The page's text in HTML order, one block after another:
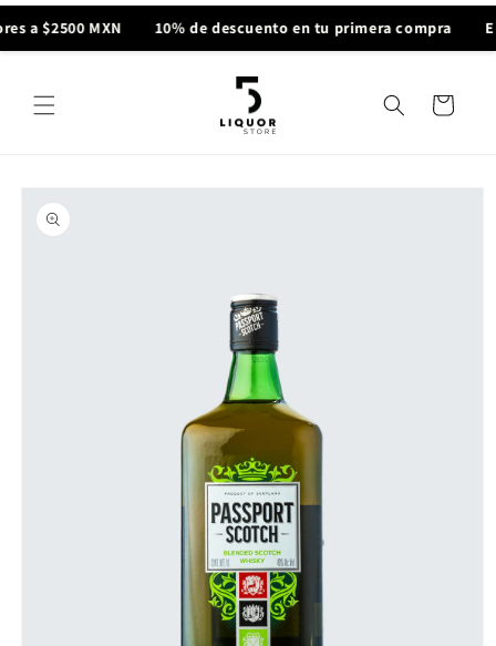
Ir
directamente
a $2500 MXN 10% de descuento en tu primera compra
Carrito
directamente
a la
información